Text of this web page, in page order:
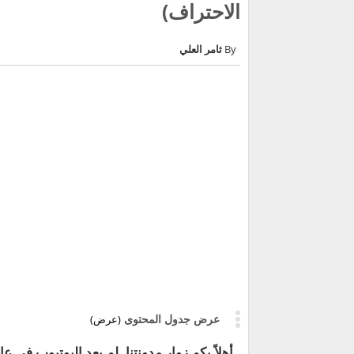
الاحتراف)
ثامر العلي
عرض جدول المحتوى (عرض)